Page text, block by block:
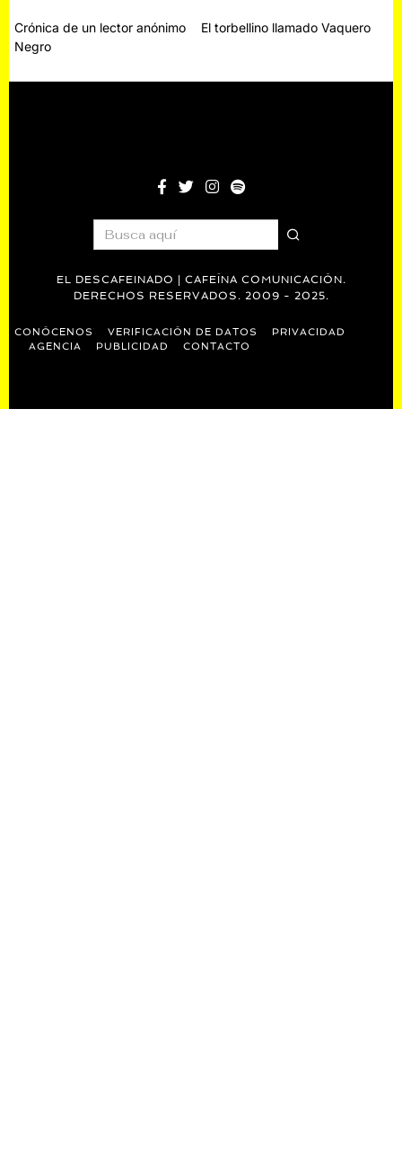
Navegación
de
entradas
Crónica de un lector anónimo
El torbellino llamado Vaquero
Negro
EL DESCAFEINADO | CAFEÍNA COMUNICACIÓN.
DERECHOS RESERVADOS. 2009 - 2025.
CONÓCENOS VERIFICACIÓN DE DATOS
PRIVACIDAD
AGENCIA
PUBLICIDAD CONTACTO